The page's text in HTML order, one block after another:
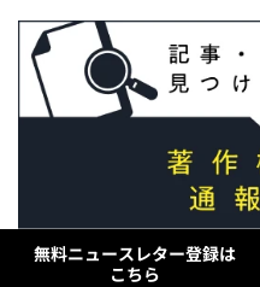
無料ニュースレター登録は
こちら